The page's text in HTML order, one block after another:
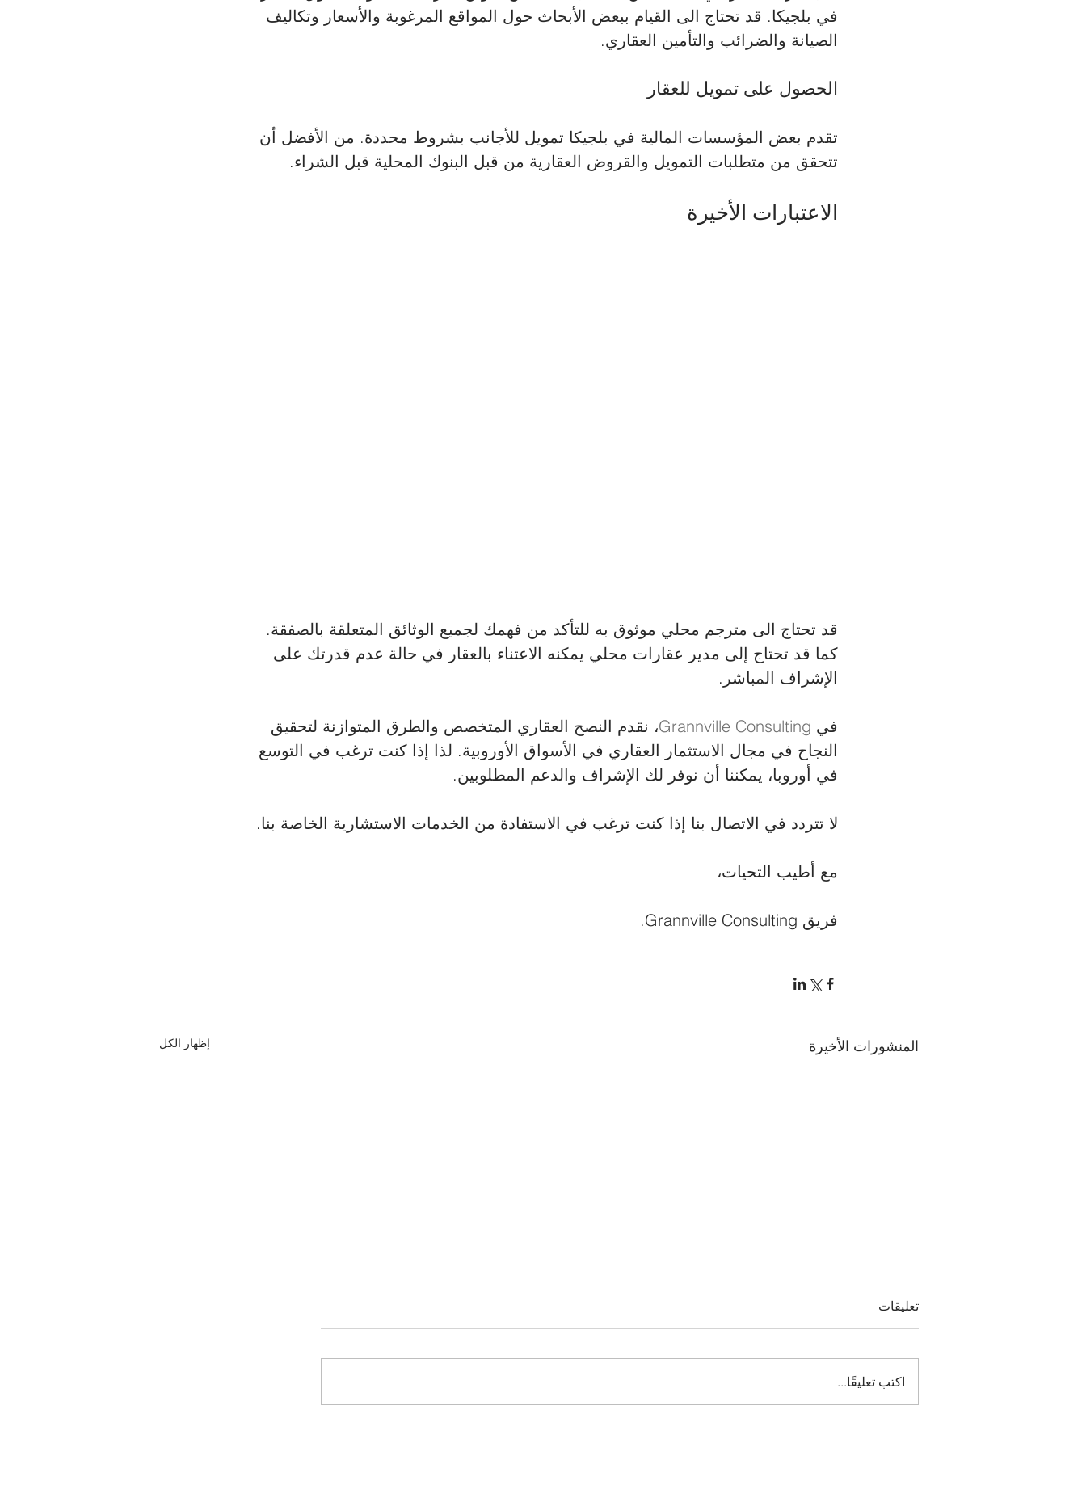
في بلجيكا. قد تحتاج الى القيام ببعض الأبحاث حول المواقع المرغوبة والأسعار وتكاليف
الصيانة والضرائب والتأمين العقاري.
الحصول على تمويل للعقار
تقدم بعض المؤسسات المالية في بلجيكا تمويل للأجانب بشروط محددة. من الأفضل أن
تتحقق من متطلبات التمويل والقروض العقارية من قبل البنوك المحلية قبل الشراء.
الاعتبارات الأخيرة
قد تحتاج الى مترجم محلي موثوق به للتأكد من فهمك لجميع الوثائق المتعلقة بالصفقة.
كما قد تحتاج إلى مدير عقارات محلي يمكنه الاعتناء بالعقار في حالة عدم قدرتك على
الإشراف المباشر.
في Grannville Consulting، نقدم النصح العقاري المتخصص والطرق المتوازنة لتحقيق
النجاح في مجال الاستثمار العقاري في الأسواق الأوروبية. لذا إذا كنت ترغب في التوسع
في أوروبا، يمكننا أن نوفر لك الإشراف والدعم المطلوبين.
لا تتردد في الاتصال بنا إذا كنت ترغب في الاستفادة من الخدمات الاستشارية الخاصة بنا.
مع أطيب التحيات،
فريق Grannville Consulting.
المنشورات الأخيرة إظهار الكل
تعليقات
اكتب تعليقًا...